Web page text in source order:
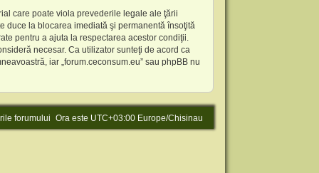
care poate viola prevederile legale ale ţării
duce la blocarea imediată şi permanentă însoţită
pentru a ajuta la respectarea acestor condiţii.
necesar. Ca utilizator sunteţi de acord ca
iar „forum.ceconsum.eu” sau phpBB nu
Ora este UTC+03:00 Europe/Chisinau
forumului